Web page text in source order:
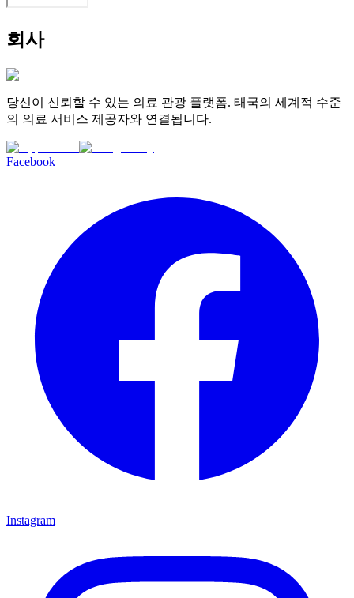
회사
당신이 신뢰할 수 있는 의료 관광 플랫폼. 태국의 세계적 수준
의 의료 서비스 제공자와 연결됩니다.
Facebook
Instagram